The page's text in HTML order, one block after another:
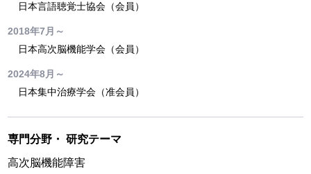
日本言語聴覚士協会（会員）
2018年7月～
日本高次脳機能学会（会員）
2024年8月～
日本集中治療学会（准会員）
専門分野 ・ 研究テーマ
高次脳機能障害